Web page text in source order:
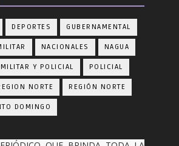
DEPORTES GUBERNAMENTAL
NACIONALES NAGUA
Y POLICIAL POLICIAL
NORTE REGIÓN NORTE
DOMINGO